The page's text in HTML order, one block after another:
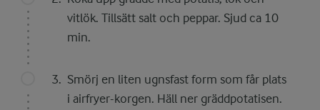
vitlök. Tillsätt salt och peppar. Sjud ca 10
min.
Smörj en liten ugnsfast form som får plats
i airfryer-korgen. Häll ner gräddpotatisen.